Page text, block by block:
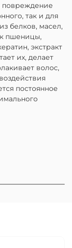
повреждение
так и для
белков, масел,
пшеницы,
экстракт
их, делает
волос,
постоянное